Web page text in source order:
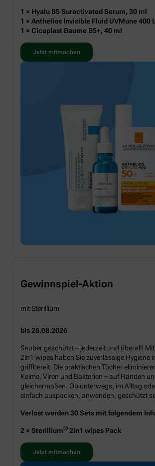
1 × Hyalu B5 Suractivated Serum, 30 ml
1 × Anthelios Invisible Fluid UVMune 400
1 × Cicaplast Baume B5+, 40 ml
Jetzt mitmachen
Gewinnspiel-Aktion
mit Sterillium
bis 28.08.2026
Sauber geschützt – jederzeit und überall!
2in1 wipes haben Sie zuverlässige Hygiene
griffbereit. Die praktischen Tücher
Keime, Viren und Bakterien – auf Händen
gleichermaßen. Ob unterwegs, im Alltag
einfach auspacken, anwenden, geschützt
Verlost werden 30 Sets mit folgendem
2 × Sterillium® 2in1 wipes Pack
Jetzt mitmachen